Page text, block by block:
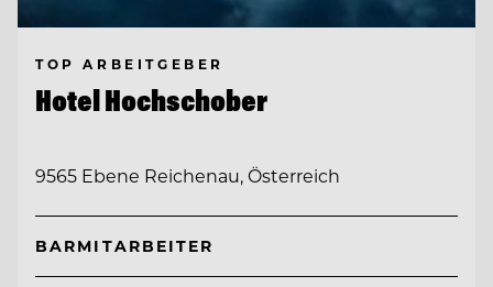
TOP ARBEITGEBER
Hotel Hochschober
9565 Ebene Reichenau, Österreich
BARMITARBEITER